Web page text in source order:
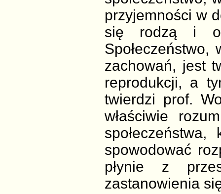
przyjemności w
się rodzą i
zachowań, jest
reprodukcji, a
twierdzi prof.
właściwie
spowodować
płynie z
zastanowienia